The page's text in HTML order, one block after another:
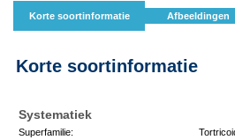
Korte soortinformatie Afbeeldingen
Korte soortinformatie
Systematiek
Superfamilie: